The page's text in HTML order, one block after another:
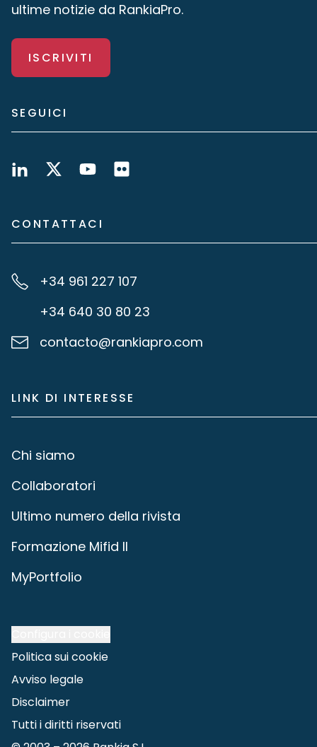
ultime notizie da RankiaPro.
ISCRIVITI
SEGUICI
CONTATTACI
+34 961 227 107
+34 640 30 80 23
contacto@rankiapro.com
LINK DI INTERESSE
Chi siamo
Collaboratori
Ultimo numero della rivista
Formazione Mifid II
MyPortfolio
Politica sui cookie
Avviso legale
Disclaimer
Tutti i diritti riservati